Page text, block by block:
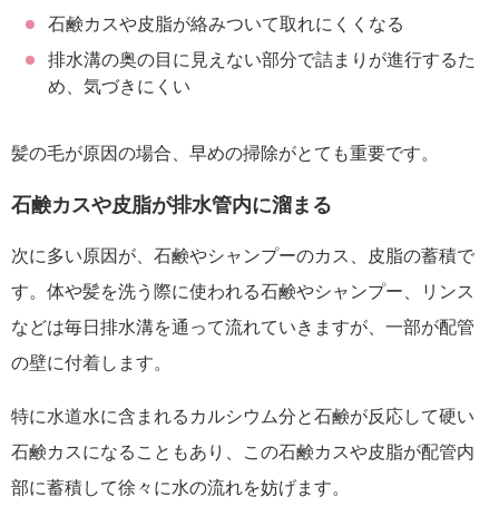
石鹸カスや皮脂が絡みついて取れにくくなる
排水溝の奥の目に見えない部分で詰まりが進行するた
め、気づきにくい
髪の毛が原因の場合、早めの掃除がとても重要です。
石鹸カスや皮脂が排水管内に溜まる
次に多い原因が、石鹸やシャンプーのカス、皮脂の蓄積で
す。体や髪を洗う際に使われる石鹸やシャンプー、リンス
などは毎日排水溝を通って流れていきますが、一部が配管
の壁に付着します。
特に水道水に含まれるカルシウム分と石鹸が反応して硬い
石鹸カスになることもあり、この石鹸カスや皮脂が配管内
部に蓄積して徐々に水の流れを妨げます。